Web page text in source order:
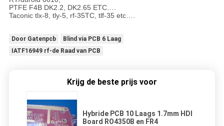
PTFE F4B DK2.2, DK2.65 ETC….
Taconic tlx-8, tly-5, rf-35TC, tlf-35 etc….
Door Gatenpcb
Blind via PCB 6 Laag
IATF16949 rf-de Raad van PCB
Krijg de beste prijs voor
Hybride PCB 10 Laags 1.7mm HDI
Board RO4350B en FR4